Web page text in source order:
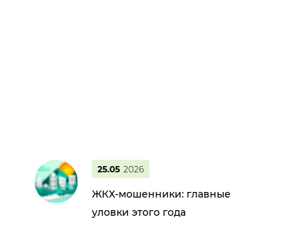
25.05 2026
ЖКХ-мошенники: главные
уловки этого года